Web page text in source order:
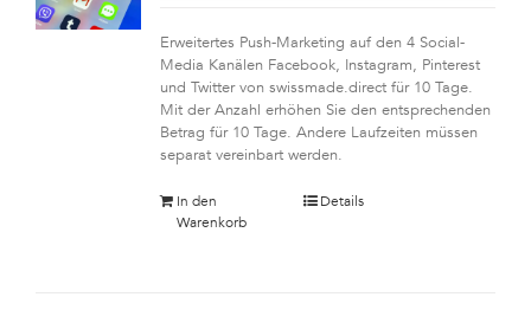
Erweitertes Push-Marketing auf den 4 Social-
Media Kanälen Facebook, Instagram, Pinterest
und Twitter von swissmade.direct für 10 Tage.
Mit der Anzahl erhöhen Sie den entsprechenden
Betrag für 10 Tage. Andere Laufzeiten müssen
separat vereinbart werden.
In den
Warenkorb
Details